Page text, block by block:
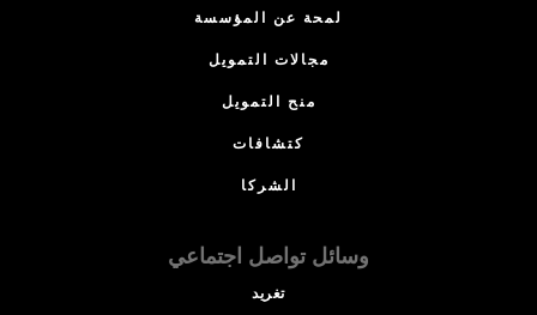
لمحة عن المؤسسة
مجالات التمويل
منح التمويل
كتشافات
الشركا
وسائل تواصل اجتماعي
تغريد